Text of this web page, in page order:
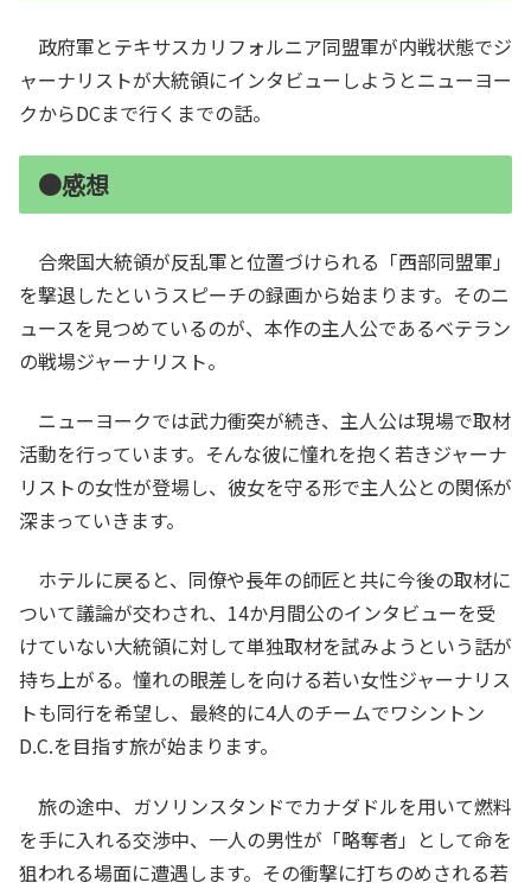
政府軍とテキサスカリフォルニア同盟軍が内戦状態でジ
ャーナリストが大統領にインタビューしようとニューヨー
クからDCまで行くまでの話。
●感想
合衆国大統領が反乱軍と位置づけられる「西部同盟軍」
を撃退したというスピーチの録画から始まります。そのニ
ュースを見つめているのが、本作の主人公であるベテラン
の戦場ジャーナリスト。
ニューヨークでは武力衝突が続き、主人公は現場で取材
活動を行っています。そんな彼に憧れを抱く若きジャーナ
リストの女性が登場し、彼女を守る形で主人公との関係が
深まっていきます。
ホテルに戻ると、同僚や長年の師匠と共に今後の取材に
ついて議論が交わされ、14か月間公のインタビューを受
けていない大統領に対して単独取材を試みようという話が
持ち上がる。憧れの眼差しを向ける若い女性ジャーナリス
トも同行を希望し、最終的に4人のチームでワシントン
D.C.を目指す旅が始まります。
旅の途中、ガソリンスタンドでカナダドルを用いて燃料
を手に入れる交渉中、一人の男性が「略奪者」として命を
狙われる場面に遭遇します。その衝撃に打ちのめされる若